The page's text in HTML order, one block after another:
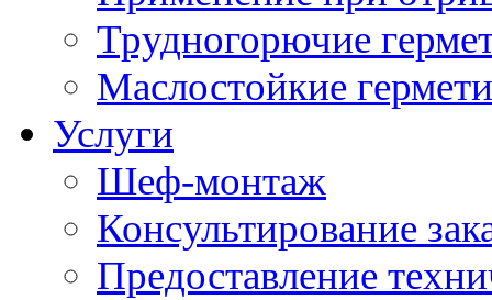
Трудногорючие
Маслостойкие
Услуги
Шеф-монтаж
Консультирование
Предоставление